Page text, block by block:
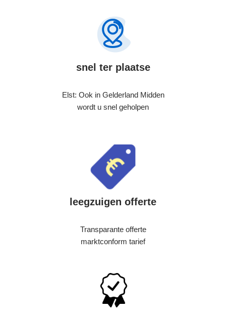
snel ter plaatse
Elst: Ook in Gelderland Midden
wordt u snel geholpen
leegzuigen offerte
Transparante offerte
marktconform tarief